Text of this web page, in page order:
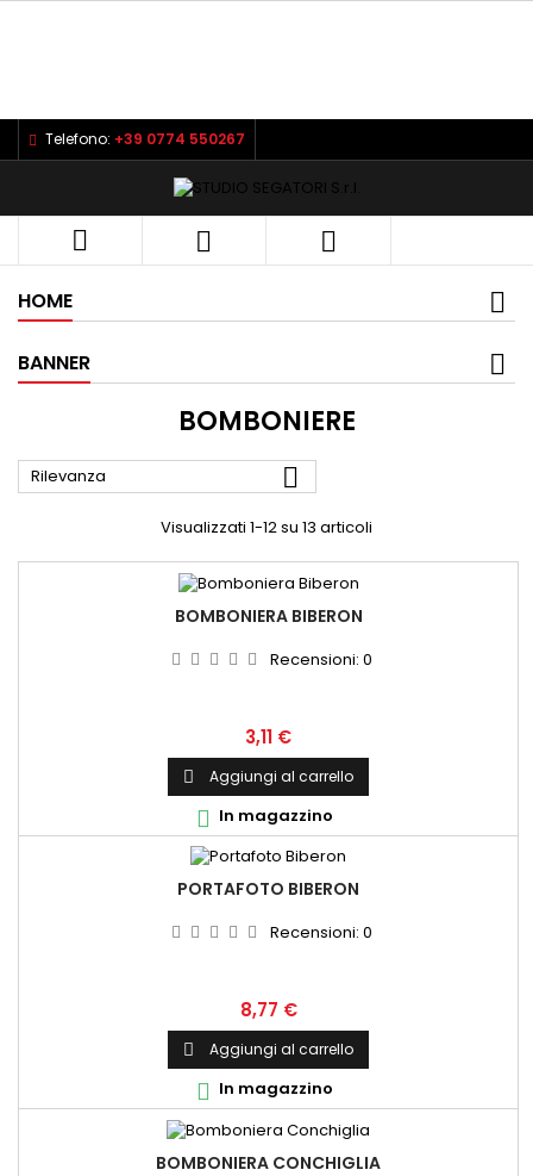
Telefono: +39 0774 550267
  
HOME
BANNER
BOMBONIERE
Rilevanza 
Visualizzati 1-12 su 13 articoli
BOMBONIERA BIBERON
Recensioni: 0
Prezzo
3,11 €
 Aggiungi al carrello
 In magazzino
PORTAFOTO BIBERON
Recensioni: 0
Prezzo
8,77 €
 Aggiungi al carrello
 In magazzino
BOMBONIERA CONCHIGLIA